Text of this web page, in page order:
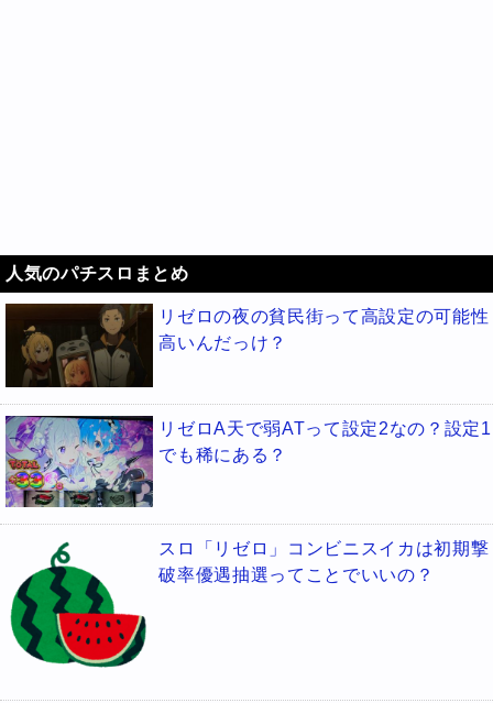
人気のパチスロまとめ
リゼロの夜の貧民街って高設定の可能性
高いんだっけ？
リゼロA天で弱ATって設定2なの？設定1
でも稀にある？
スロ「リゼロ」コンビニスイカは初期撃
破率優遇抽選ってことでいいの？